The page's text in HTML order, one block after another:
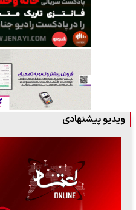
ویدیو پیشنهادی